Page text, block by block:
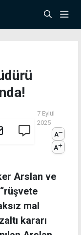
7 Eylül
2025
A
A
Arslan ve
mal
kararı